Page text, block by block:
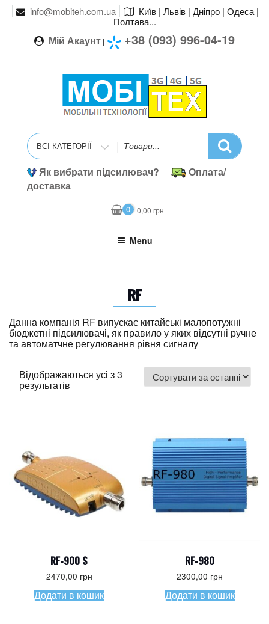
info@mobiteh.com.ua
Київ | Львів | Дніпро | Одеса |
Полтава...
Мій Акаунт | +38 (093) 996-04-19
Search
for
Як вибрати підсилювач?
Оплата/
доставка
0 0,00грн
Menu
RF
Данна компанія RF випускає китайські малопотужні
бюджетні підсилювачі, як правило у яких відсутні ручне
та автоматчне регулювання рівня сигналу
Відображаються усі з 3
результатів Sorted
RF-900 S
2470,00 грн
Додати в кошик
RF-980
2300,00 грн
Додати в кошик